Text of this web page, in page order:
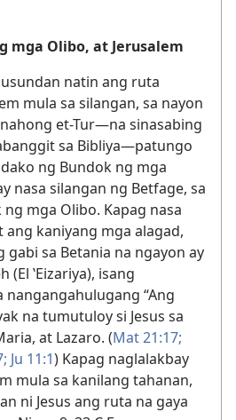
mga Olibo, at Jerusalem
natin ang ruta
mula sa silangan, sa nayon
et-Tur—na sinasabing
sa Bibliya—patungo
ng Bundok ng mga
nasa silangan ng Betfage, sa
mga Olibo. Kapag nasa
ang kaniyang mga alagad,
gabi sa Betania na ngayon ay
(El ʽEizariya), isang
nangangahulugang “Ang
na tumutuloy si Jesus sa
at Lazaro. (Mat 21:17;
Ju 11:1) Kapag naglalakbay
mula sa kanilang tahanan,
ni Jesus ang ruta na gaya